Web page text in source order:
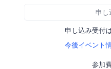
申し
申し込み受付
今後イベント
参加